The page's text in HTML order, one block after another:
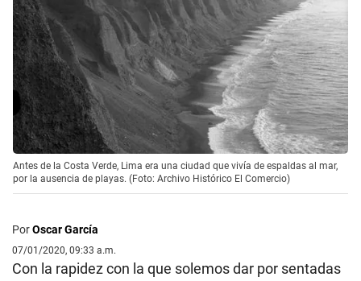
Antes de la Costa Verde, Lima era una ciudad que vivía de espaldas al mar,
por la ausencia de playas. (Foto: Archivo Histórico El Comercio)
PorOscar García
07/01/2020, 09:33 a.m.
Con la rapidez con la que solemos dar por sentadas